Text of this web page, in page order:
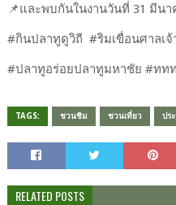
📌และพบกันในงานวันที่ 31 มีนา
#กินปลาทูดูวิถี #ริมเขื่อนศาลเ
#ปลาทูอร่อยปลาทูมหาชัย #ทท
TAGS: ชวนชิม ชวนเที่ยว ปร
RELATED POSTS